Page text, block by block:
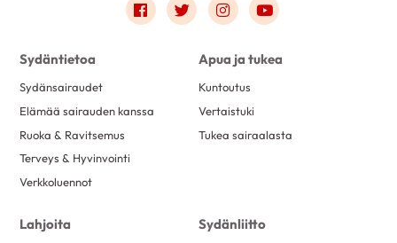
Link to facebook
Link to twitter
Link to instagram
Link to youtube
Sydäntietoa
Sydänsairaudet
Elämää sairauden kanssa
Ruoka & Ravitsemus
Terveys & Hyvinvointi
Verkkoluennot
Apua ja tukea
Kuntoutus
Vertaistuki
Tukea sairaalasta
Lahjoita Sydänliitto